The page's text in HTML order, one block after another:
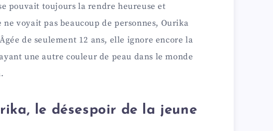
pouvait toujours la rendre heureuse et
voyait pas beaucoup de personnes, Ourika
de seulement 12 ans, elle ignore encore la
une autre couleur de peau dans le monde
le désespoir de la jeune